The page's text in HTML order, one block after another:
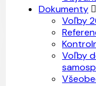
Dokumenty
Voľby
Voľby